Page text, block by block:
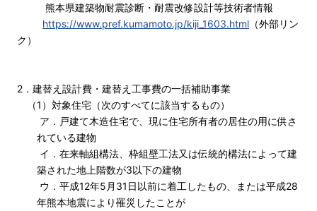
熊本県建築物耐震診断・耐震改修設計等技術者情報
https://www.pref.kumamoto.jp/kiji_1603.html （外部リン
ク）
2．建替え設計費・建替え工事費の一括補助事業
（1）対象住宅（次のすべてに該当するもの）
ア．戸建て木造住宅で、現に住宅所有者の居住の用に供さ
れている建物
イ．在来軸組構法、枠組壁工法又は伝統的構法によって建
築された地上階数が3以下の建物
ウ．平成12年5月31日以前に着工したもの、または平成28
年熊本地震により罹災したことが